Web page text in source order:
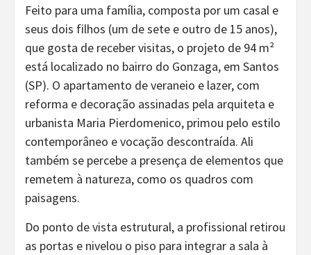
Feito para uma família, composta por um casal e
seus dois filhos (um de sete e outro de 15 anos),
que gosta de receber visitas, o projeto de 94 m²
está localizado no bairro do Gonzaga, em Santos
(SP). O apartamento de veraneio e lazer, com
reforma e decoração assinadas pela arquiteta e
urbanista Maria Pierdomenico, primou pelo estilo
contemporâneo e vocação descontraída. Ali
também se percebe a presença de elementos que
remetem à natureza, como os quadros com
paisagens.
Do ponto de vista estrutural, a profissional retirou
as portas e nivelou o piso para integrar a sala à